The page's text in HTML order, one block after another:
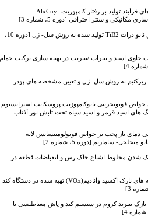
بررسی تاثیر پارامترهای فرآیند تولید بر رفتار کامپوزیت -AlxCuy
سنتز و بررسی خواص نانو ذرات TiB2 تولید شده به روش سل- ژل [دوره 10،
اسید و نیترات /نیتریت در بهینه سازی ترکیب حمام
زیرکنیم به روش سل- ژل و تعیین مشخصه های پودر
فوتوتخریبی نانوکامپوزیت پروسکایت استرانسیوم
اسید قرمز و اسید سیاه تحت تابش نور آفتاب
باز پخت بر خواص فوتولومینسانس لایه
ساماریم [دوره 5، شماره 2]
مخلوط اشباع خاک رس و انقباضات قطعه در
ریزساختار و خواص لایه های نازک اکسید وانادیم(VOx) تهیه شده در دستگاه کند
نازک نیترید کروم در سیستم کند و پاش مغناطیسی با